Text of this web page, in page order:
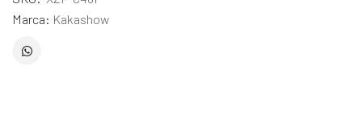
Marca: Kakashow